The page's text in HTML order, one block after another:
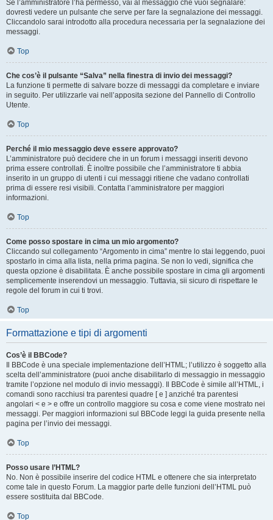
Se l’amministratore l’ha permesso, vai al messaggio che vuoi segnalare:
dovresti vedere un pulsante che serve per fare la segnalazione dei messaggi.
Cliccandolo sarai introdotto alla procedura necessaria per la segnalazione dei
messaggi.
Top
Che cos’è il pulsante “Salva” nella finestra di invio dei messaggi?
La funzione ti permette di salvare bozze di messaggi da completare e inviare
in seguito. Per utilizzarle vai nell’apposita sezione del Pannello di Controllo
Utente.
Top
Perché il mio messaggio deve essere approvato?
L’amministratore può decidere che in un forum i messaggi inseriti devono
prima essere controllati. È inoltre possibile che l’amministratore ti abbia
inserito in un gruppo di utenti i cui messaggi ritiene che vadano controllati
prima di essere resi visibili. Contatta l’amministratore per maggiori
informazioni.
Top
Come posso spostare in cima un mio argomento?
Cliccando sul collegamento “Argomento in cima” mentre lo stai leggendo, puoi
spostarlo in cima alla lista, nella prima pagina. Se non lo vedi, significa che
questa opzione è disabilitata. È anche possibile spostare in cima gli argomenti
semplicemente inserendovi un messaggio. Tuttavia, sii sicuro di rispettare le
regole del forum in cui ti trovi.
Top
Formattazione e tipi di argomenti
Cos’è il BBCode?
Il BBCode è una speciale implementazione dell’HTML; l’utilizzo è soggetto alla
scelta dell’amministratore (puoi anche disabilitarlo di messaggio in messaggio
tramite l’opzione nel modulo di invio messaggi). Il BBCode è simile all’HTML, i
comandi sono racchiusi tra parentesi quadre [ e ] anziché tra parentesi
angolari < e > e offre un controllo maggiore su cosa e come viene mostrato nei
messaggi. Per maggiori informazioni sul BBCode leggi la guida presente nella
pagina per l’invio dei messaggi.
Top
Posso usare l’HTML?
No. Non è possibile inserire del codice HTML e ottenere che sia interpretato
come tale in questo Forum. La maggior parte delle funzioni dell’HTML può
essere sostituita dal BBCode.
Top